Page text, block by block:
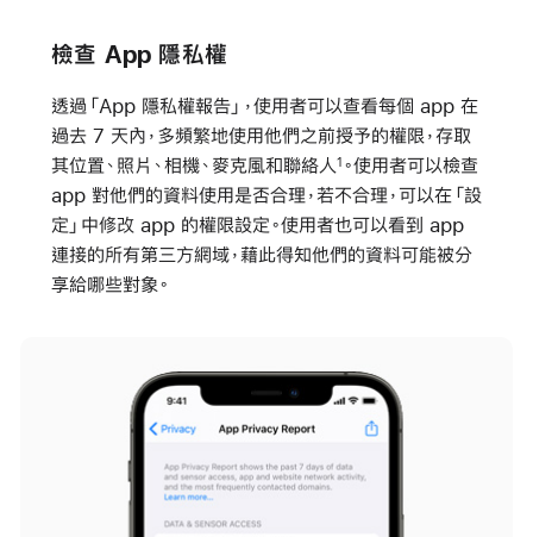
檢查 App 隱私權
透過「App 隱私權報告」，使用者可以查看每個 app 在
過去 7 天內，多頻繁地使用他們之前授予的權限，存取
其位置、照片、相機、麥克風和聯絡人 1 。使用者可以檢查
app 對他們的資料使用是否合理，若不合理，可以在「設
定」中修改 app 的權限設定。使用者也可以看到 app
連接的所有第三方網域，藉此得知他們的資料可能被分
享給哪些對象。